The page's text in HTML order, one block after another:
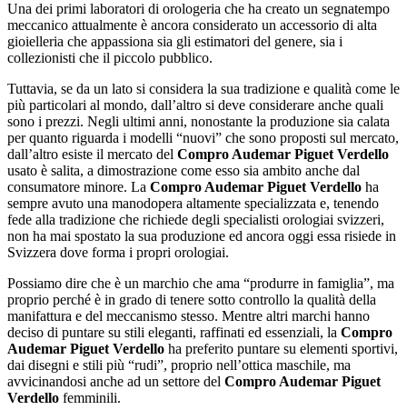
Una dei primi laboratori di orologeria che ha creato un segnatempo
meccanico attualmente è ancora considerato un accessorio di alta
gioielleria che appassiona sia gli estimatori del genere, sia i
collezionisti che il piccolo pubblico.
Tuttavia, se da un lato si considera la sua tradizione e qualità come le
più particolari al mondo, dall’altro si deve considerare anche quali
sono i prezzi. Negli ultimi anni, nonostante la produzione sia calata
per quanto riguarda i modelli “nuovi” che sono proposti sul mercato,
dall’altro esiste il mercato del Compro Audemar Piguet Verdello
usato è salita, a dimostrazione come esso sia ambito anche dal
consumatore minore. La Compro Audemar Piguet Verdello ha
sempre avuto una manodopera altamente specializzata e, tenendo
fede alla tradizione che richiede degli specialisti orologiai svizzeri,
non ha mai spostato la sua produzione ed ancora oggi essa risiede in
Svizzera dove forma i propri orologiai.
Possiamo dire che è un marchio che ama “produrre in famiglia”, ma
proprio perché è in grado di tenere sotto controllo la qualità della
manifattura e del meccanismo stesso. Mentre altri marchi hanno
deciso di puntare su stili eleganti, raffinati ed essenziali, la Compro
Audemar Piguet Verdello ha preferito puntare su elementi sportivi,
dai disegni e stili più “rudi”, proprio nell’ottica maschile, ma
avvicinandosi anche ad un settore del Compro Audemar Piguet
Verdello femminili.